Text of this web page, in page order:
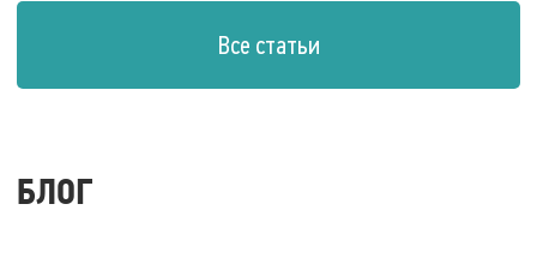
Все статьи
БЛОГ